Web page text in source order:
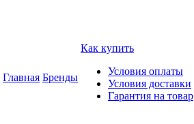
Главная Бренды
Как купить
Условия оплаты
Условия доставки
Гарантия на товар